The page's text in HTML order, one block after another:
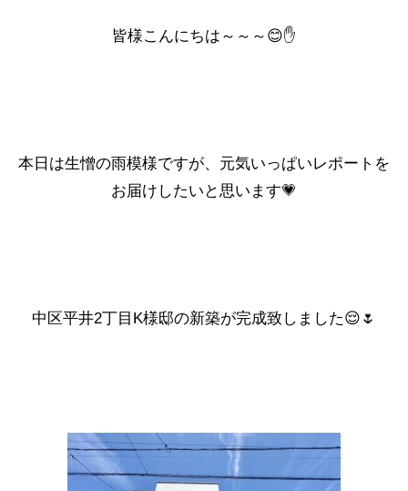
皆様こんにちは～～～😊✋
本日は生憎の雨模様ですが、元気いっぱいレポートを
お届けしたいと思います💗
中区平井2丁目K様邸の新築が完成致しました😌🌷